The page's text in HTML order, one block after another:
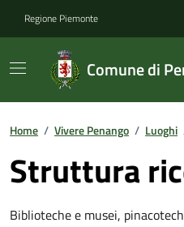
Regione Piemonte
Comune di
Home / Vivere Penango / Luoghi
Struttura
Biblioteche e musei,